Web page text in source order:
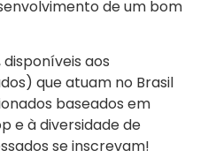
de um bom
aos
que atuam no Brasil
baseados em
e à diversidade de
se inscrevam!